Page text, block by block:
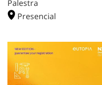
Palestra
Presencial